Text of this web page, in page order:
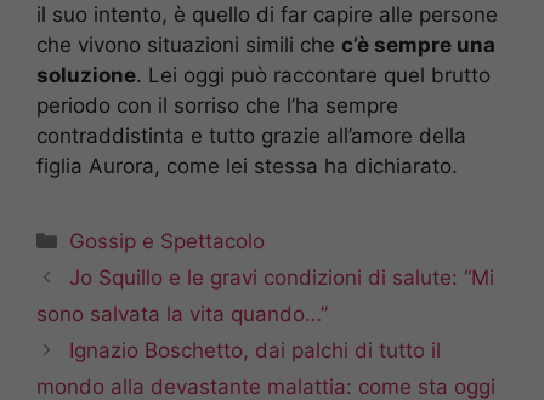
il suo intento, è quello di far capire alle persone
che vivono situazioni simili che c’è sempre una
soluzione. Lei oggi può raccontare quel brutto
periodo con il sorriso che l’ha sempre
contraddistinta e tutto grazie all’amore della
figlia Aurora, come lei stessa ha dichiarato.
Categorie
Gossip e Spettacolo
Jo Squillo e le gravi condizioni di salute: “Mi
sono salvata la vita quando…”
Ignazio Boschetto, dai palchi di tutto il
mondo alla devastante malattia: come sta oggi